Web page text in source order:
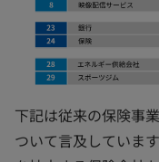
下記は従来の保険事
ついて言及していま